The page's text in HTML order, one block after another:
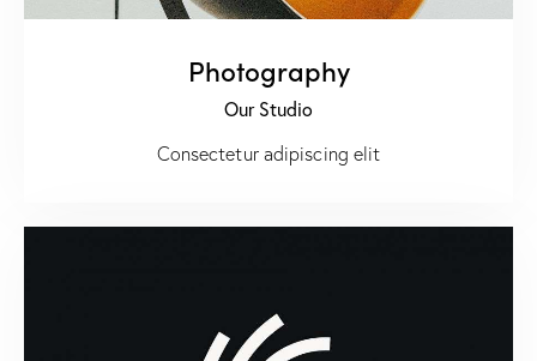
Photography
Our Studio
Consectetur adipiscing elit